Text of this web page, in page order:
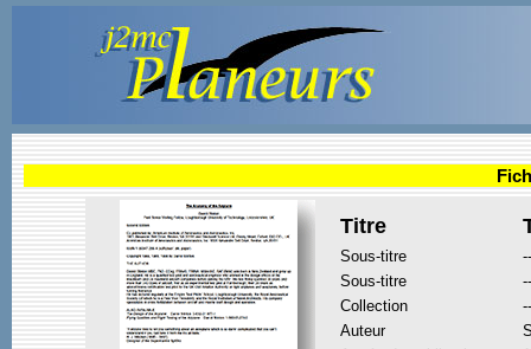
Titre
Sous-titre
--
Sous-titre
--
Collection
--
Auteur